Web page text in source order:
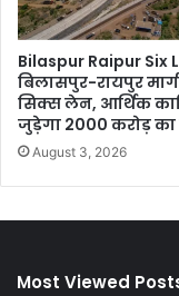
Bilaspur Raipur Six
बिलासपुर-रायपुर
सिक्स लेन, आर्थिक
जुड़ेगा 2000 करोड़ का
August 3, 2026
Most Viewed